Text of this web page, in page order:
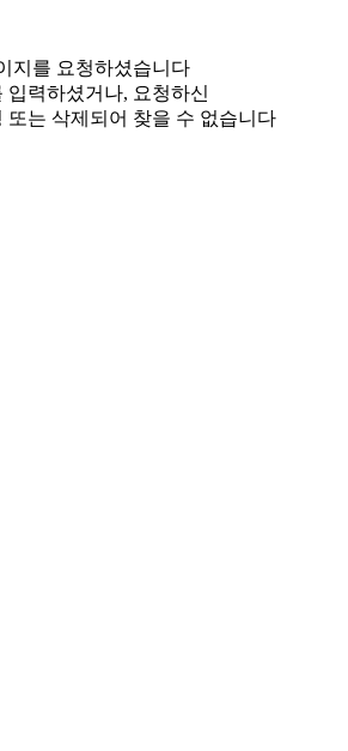
지를 요청하셨습니다
입력하셨거나, 요청하신
또는 삭제되어 찾을 수 없습니다